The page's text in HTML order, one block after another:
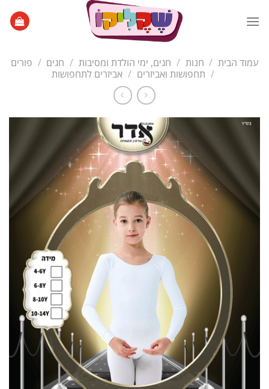
עמוד הבית / חנות / חגים, ימי הולדת ומסיבות / חגים / פורים
/ תחפושות ואביזרים / אביזרים לתחפושות